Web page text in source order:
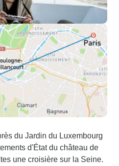
du Jardin du Luxembourg
d'État du château de
une croisière sur la Seine.